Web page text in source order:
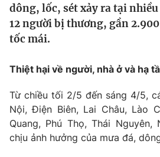
Thế giới
Tin tức
Tài chính
Thị trường
Góc doanh nghiệp
Truyền hình
Phim VTV
dông, lốc, sét xảy ra tại
12 người bị thương, gần
tốc mái.
Thiệt hại về người, nhà ở và hạ
Từ chiều tối 2/5 đến sáng 4/5,
Nội, Điện Biên, Lai Châu, Lào
Quang, Phú Thọ, Thái
chịu ảnh hưởng của mưa đá,